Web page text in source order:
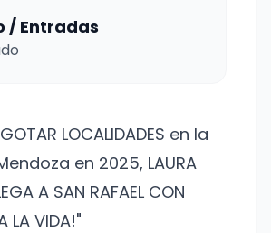
/ Entradas
LOCALIDADES en la
en 2025, LAURA
A SAN RAFAEL CON
LA VIDA!"